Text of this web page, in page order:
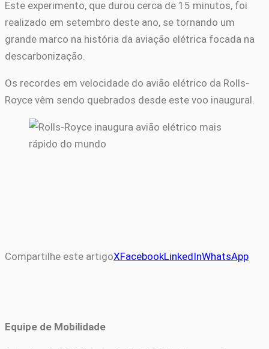
Este experimento, que durou cerca de 15 minutos, foi
realizado em setembro deste ano, se tornando um
grande marco na história da aviação elétrica focada na
descarbonização.
Os recordes em velocidade do avião elétrico da Rolls-
Royce vêm sendo quebrados desde este voo inaugural.
Compartilhe este artigoXFacebookLinkedInWhatsApp
Equipe de Mobilidade